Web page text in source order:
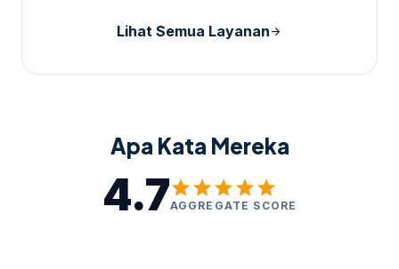
Lihat Semua Layananarrow_forward
Apa Kata Mereka
4.7starstarstarstarstar
AGGREGATE SCORE